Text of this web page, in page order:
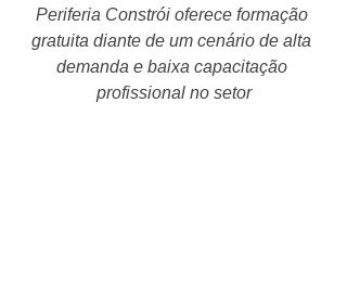
Periferia Constrói oferece formação
gratuita diante de um cenário de alta
demanda e baixa capacitação
profissional no setor